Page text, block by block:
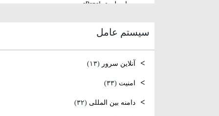
جدید از طریق cPanel
سیستم عامل
آنلاین سرور (۱۳)
امنیت (۳۳)
دامنه بین المللی (۳۲)